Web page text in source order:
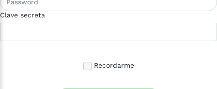
Clave secreta
Recordarme